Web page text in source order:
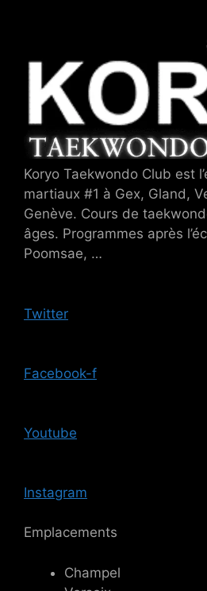
Koryo Taekwondo Club est
martiaux #1 à Gex, Gland,
Genève. Cours de
âges. Programmes après
Poomsae, …
Twitter
Facebook-f
Youtube
Instagram
Emplacements
Champel